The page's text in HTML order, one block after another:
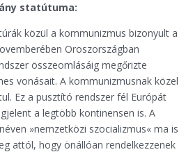
statútuma:
közül a kommunizmus bizonyult a
Oroszországban
összeomlásáig megőrizte
vonásait. A kommunizmusnak közel
Ez a pusztító rendszer fél Európát
a legtöbb kontinensen is. A
»nemzetközi szocializmus« ma is
attól, hogy önállóan rendelkezzenek